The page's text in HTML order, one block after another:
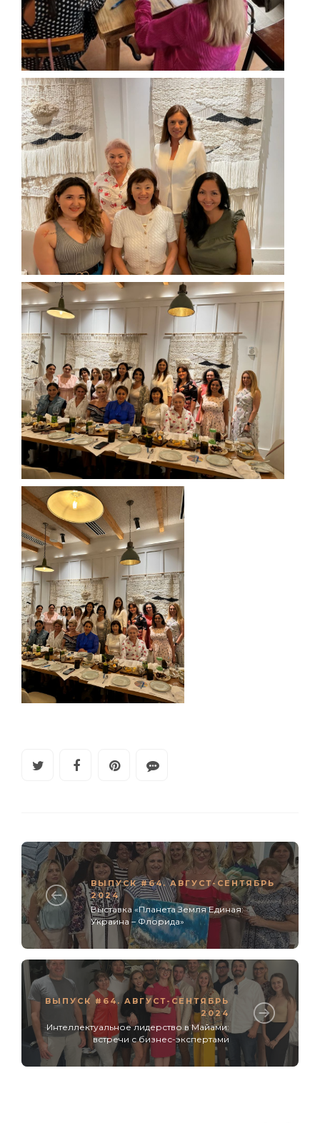
ВЫПУСК #64. АВГУСТ-СЕНТЯБРЬ
2024
Выставка «Планета Земля Единая:
Украина – Флорида»
ВЫПУСК #64. АВГУСТ-СЕНТЯБРЬ
2024
Интеллектуальное лидерство в Майами:
встречи с бизнес-экспертами